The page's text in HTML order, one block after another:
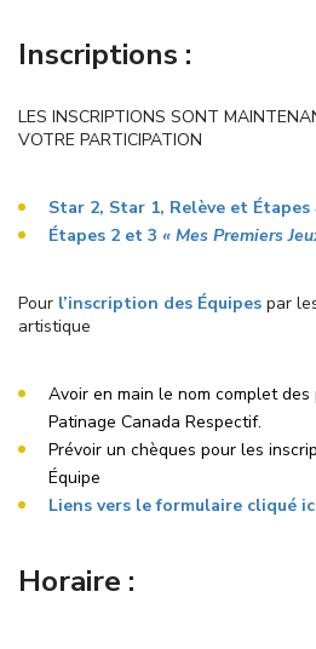
Inscriptions :
LES INSCRIPTIONS SONT
VOTRE PARTICIPATION
Star 2, Star 1, Relève et Étapes
Étapes 2 et 3 « Mes Premiers
Pour l’inscription des Équipes par
artistique
Avoir en main le nom complet
Patinage Canada Respectif.
Prévoir un chèques pour les
Équipe
Liens vers le formulaire cliqué
Horaire :